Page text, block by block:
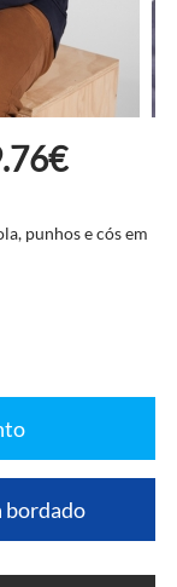
punhos e cós em
bordado